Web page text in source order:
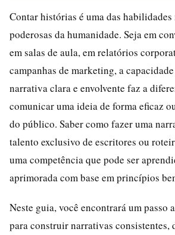
Contar histórias é uma das habilidades
poderosas da humanidade. Seja em
em salas de aula, em relatórios
campanhas de marketing, a
narrativa clara e envolvente faz a
comunicar uma ideia de forma eficaz
do público. Saber como fazer uma
talento exclusivo de escritores ou
uma competência que pode ser
aprimorada com base em princípios
Neste guia, você encontrará um passo
para construir narrativas consistentes,